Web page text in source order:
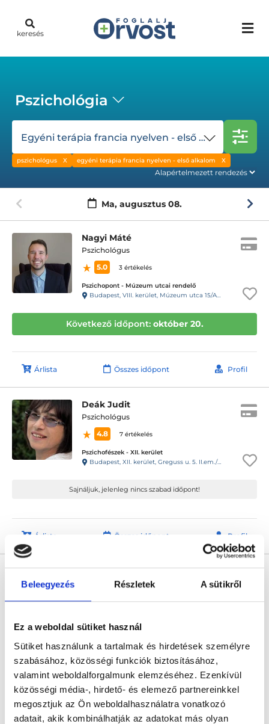
Beleegyezés Részletek A sütikről
Ez a weboldal sütiket használ
Sütiket használunk a tartalmak és hirdetések személyre
szabásához, közösségi funkciók biztosításához,
valamint weboldalforgalmunk elemzéséhez. Ezenkívül
közösségi média-, hirdető- és elemező partnereinkkel
megosztjuk az Ön weboldalhasználatra vonatkozó
adatait, akik kombinálhatják az adatokat más olyan
keresés
Pszichológia
Egyéni terápia francia nyelven - első alkalom
pszichológus egyéni terápia francia nyelven - első alkalom
Ma, augusztus 08.
Nagyi Máté
Pszichológus
5.0
3 értékelés
Pszichopont - Múzeum utcai rendelő
Budapest, VIII. kerület, Múzeum utca 15/A. Fsz/1. ajtó (11-es kapucsengő)
Következő időpont: október 20.
Árlista Összes időpont Profil
Deák Judit
Pszichológus
4.8
7 értékelés
Pszichofészek - XII. kerület
Budapest, XII. kerület, Greguss u. 5. II.em./3.
Sajnáljuk, jelenleg nincs szabad időpont!
Árlista Összes időpont Profil
megszerzésére irányuló képzésben vesz részt. Ezen orvosok által
felelősséggel tartozik és azt közvetlenül felügyeli az egészségügyi
szakorvosjelölt önállóan láthat el feladatokat. A foglaljorvost.hu
felelősségét kizárja esetleges névazonosságért bármely szakorvos
és szakorvosjelölt esetén.
Főoldal Pszichológus
Egyéni terápia francia nyelven - első alkalom